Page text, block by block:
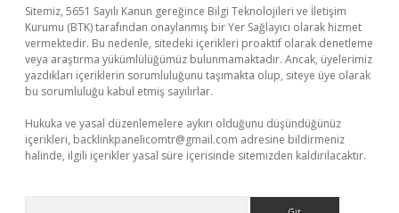
Sitemiz, 5651 Sayılı Kanun gereğince Bilgi Teknolojileri ve İletişim
Kurumu (BTK) tarafından onaylanmış bir Yer Sağlayıcı olarak hizmet
vermektedir. Bu nedenle, sitedeki içerikleri proaktif olarak denetleme
veya araştırma yükümlülüğümüz bulunmamaktadır. Ancak, üyelerimiz
yazdıkları içeriklerin sorumluluğunu taşımakta olup, siteye üye olarak
bu sorumluluğu kabul etmiş sayılırlar.
Hukuka ve yasal düzenlemelere aykırı olduğunu düşündüğünüz
içerikleri, backlinkpanelicomtr@gmail.com adresine bildirmeniz
halinde, ilgili içerikler yasal süre içerisinde sitemizden kaldırılacaktır.